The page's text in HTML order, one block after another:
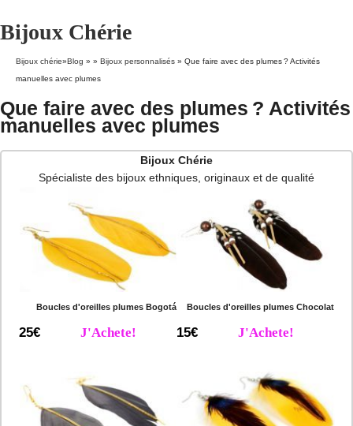
Bijoux Chérie
Bijoux chérie»Blog » » Bijoux personnalisés » Que faire avec des plumes ? Activités
manuelles avec plumes
Que faire avec des plumes ? Activités
manuelles avec plumes
Bijoux Chérie
Spécialiste des bijoux ethniques, originaux et de qualité
Boucles d'oreilles plumes Bogotá
25€ J'Achete!
Boucles d'oreilles plumes Chocolat
15€ J'Achete!